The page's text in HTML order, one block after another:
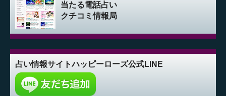
当たる電話占い
クチコミ情報局
占い情報サイトハッピーローズ公式LINE